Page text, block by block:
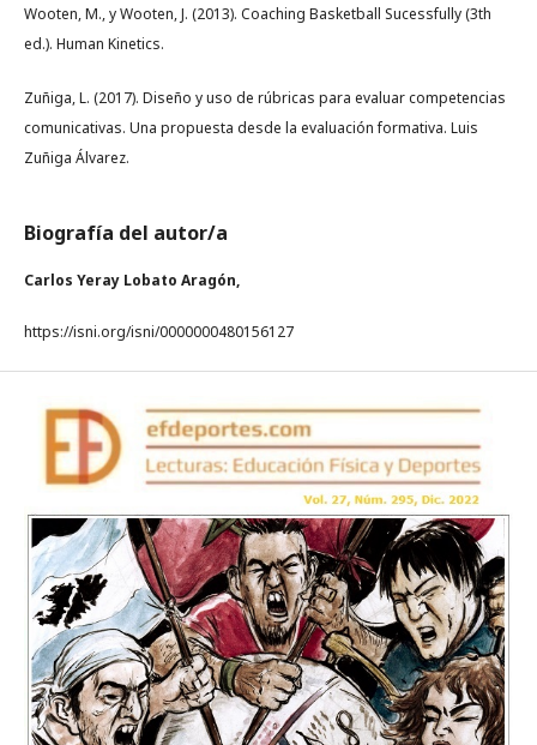
Wooten, M., y Wooten, J. (2013). Coaching Basketball Sucessfully (3th
ed.). Human Kinetics.
Zuñiga, L. (2017). Diseño y uso de rúbricas para evaluar competencias
comunicativas. Una propuesta desde la evaluación formativa. Luis
Zuñiga Álvarez.
Biografía del autor/a
Carlos Yeray Lobato Aragón,
https://isni.org/isni/0000000480156127